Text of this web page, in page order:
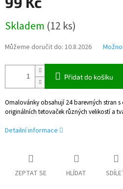
cena:
Skladem (12 ks)
Můžeme doručit do: 10.8.2026
Přidat do košíku
Omalovánky obsahují 24 barevných stran
originálních tetovaček různých velikostí a
Detailní informace
ZEPTAT SE HLÍDAT